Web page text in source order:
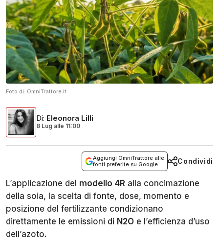
Foto di: OmniTrattore.it
Di: Eleonora Lilli
8 Lug alle 11:00
Aggiungi OmniTrattore alle
fonti preferite su Google
Condividi
L’applicazione del modello 4R alla concimazione
della soia, la scelta di fonte, dose, momento e
posizione del fertilizzante condizionano
direttamente le emissioni di N2O e l’efficienza d’uso
dell’azoto.